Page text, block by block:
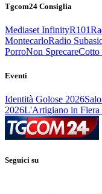
Tgcom24 Consiglia
Mediaset InfinityR101
MontecarloRadio
PorroNon SprecareCotto
Eventi
Identità Golose 2026
2026L'Artigiano in Fiera
Seguici su